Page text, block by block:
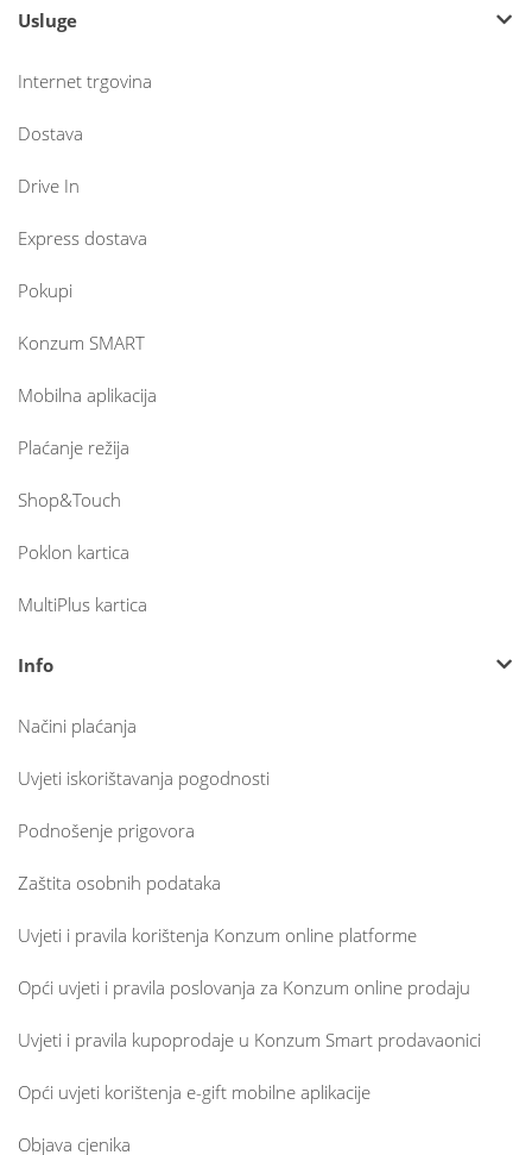
Usluge
Internet trgovina
Dostava
Drive In
Express dostava
Pokupi
Konzum SMART
Mobilna aplikacija
Plaćanje režija
Shop&Touch
Poklon kartica
MultiPlus kartica
Info
Načini plaćanja
Uvjeti iskorištavanja pogodnosti
Podnošenje prigovora
Zaštita osobnih podataka
Uvjeti i pravila korištenja Konzum online platforme
Opći uvjeti i pravila poslovanja za Konzum online prodaju
Uvjeti i pravila kupoprodaje u Konzum Smart prodavaonici
Opći uvjeti korištenja e-gift mobilne aplikacije
Objava cjenika